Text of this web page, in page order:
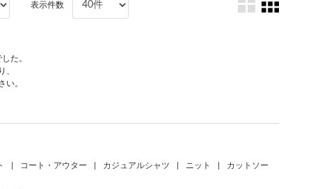
表示件数
た。
、
い。
コート・アウター カジュアルシャツ ニット カットソー